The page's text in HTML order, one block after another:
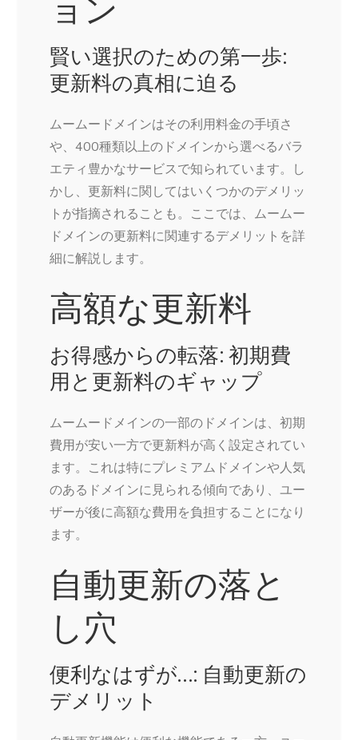
ョン
賢い選択のための第一歩:
更新料の真相に迫る
ムームードメインはその利用料金の手頃さ
や、400種類以上のドメインから選べるバラ
エティ豊かなサービスで知られています。し
かし、更新料に関してはいくつかのデメリッ
トが指摘されることも。ここでは、ムームー
ドメインの更新料に関連するデメリットを詳
細に解説します。
高額な更新料
お得感からの転落: 初期費
用と更新料のギャップ
ムームードメインの一部のドメインは、初期
費用が安い一方で更新料が高く設定されてい
ます。これは特にプレミアムドメインや人気
のあるドメインに見られる傾向であり、ユー
ザーが後に高額な費用を負担することになり
ます。
自動更新の落と
し穴
便利なはずが…: 自動更新の
デメリット